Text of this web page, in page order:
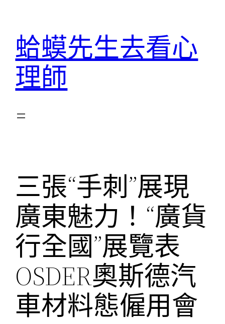
蛤蟆先生去看心
理師
三張“手刺”展現
廣東魅力！“廣貨
行全國”展覽表
OSDER奧斯德汽
車材料態僱用會